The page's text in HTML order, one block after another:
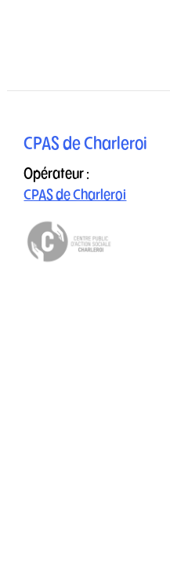
CPAS de Charleroi
Opérateur :
CPAS de Charleroi